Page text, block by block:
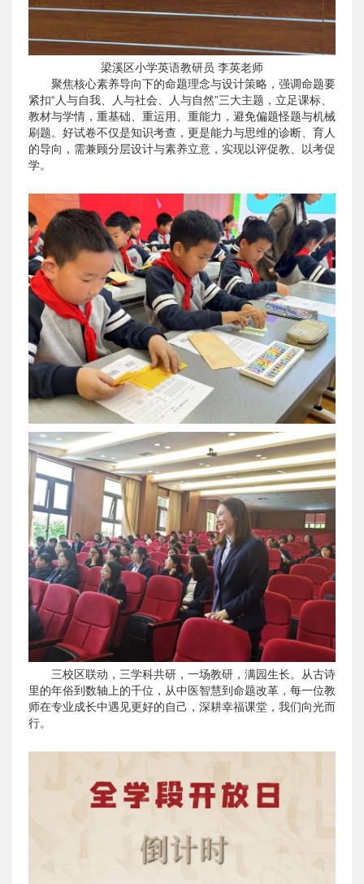
梁溪区小学英语教研员 李英老师
聚焦核心素养导向下的命题理念与设计策略，强调命题要
紧扣“人与自我、人与社会、人与自然”三大主题，立足课标、
教材与学情，重基础、重运用、重能力，避免偏题怪题与机械
刷题。好试卷不仅是知识考查，更是能力与思维的诊断、育人
的导向，需兼顾分层设计与素养立意，实现以评促教、以考促
学。
三校区联动，三学科共研，一场教研，满园生长。从古诗
里的年俗到数轴上的千位，从中医智慧到命题改革，每一位教
师在专业成长中遇见更好的自己，深耕幸福课堂，我们向光而
行。